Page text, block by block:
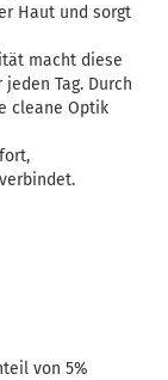
Haut und sorgt
macht diese
Tag. Durch
cleane Optik
von 5%